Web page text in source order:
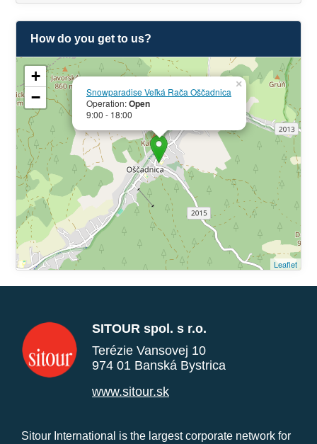
How do you get to us?
Snowparadise Veľká Rača Oščadnica
Operation:Open
9:00 - 18:00
×
+
−
Leaflet
SITOUR spol. s r.o.
Terézie Vansovej 10
974 01 Banská Bystrica
www.sitour.sk
Sitour International is the largest corporate network for